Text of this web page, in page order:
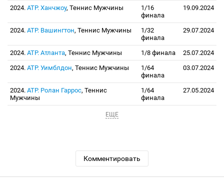
2024. ATP. Ханчжоу, Теннис Мужчины
1/16
финала
19.09.2024
2024. ATP. Вашингтон, Теннис Мужчины
1/32
финала
29.07.2024
2024. ATP. Атланта, Теннис Мужчины 1/8 финала
25.07.2024
2024. ATP. Уимблдон, Теннис Мужчины
1/64
финала
03.07.2024
2024. ATP. Ролан Гаррос, Теннис
Мужчины
1/64
финала
27.05.2024
ЕЩЕ
Комментировать